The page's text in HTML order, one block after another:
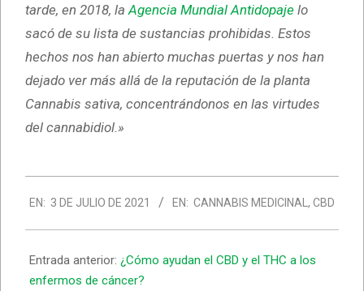
tarde, en 2018, la Agencia Mundial Antidopaje lo
sacó de su lista de sustancias prohibidas. Estos
hechos nos han abierto muchas puertas y nos han
dejado ver más allá de la reputación de la planta
Cannabis sativa, concentrándonos en las virtudes
del cannabidiol.»
07-
03
EN: 3 DE JULIO DE 2021 EN: CANNABIS MEDICINAL, CBD
Entrada anterior: ¿Cómo ayudan el CBD y el THC a los
enfermos de cáncer?